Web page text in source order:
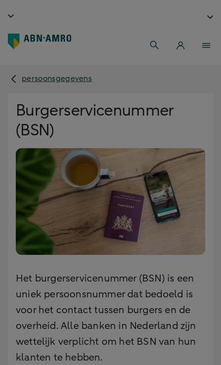
persoonsgegevens
Burgerservicenummer
(BSN)
Het burgerservicenummer (BSN) is een
uniek persoonsnummer dat bedoeld is
voor het contact tussen burgers en de
overheid. Alle banken in Nederland zijn
wettelijk verplicht om het BSN van hun
klanten te hebben.